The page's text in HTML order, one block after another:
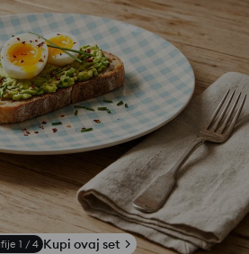
1 / 4 Kupi ovaj set